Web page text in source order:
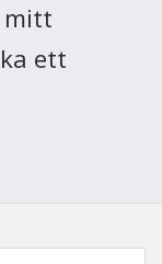
mitt
ett